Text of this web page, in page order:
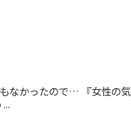
なかったので… 『女性の